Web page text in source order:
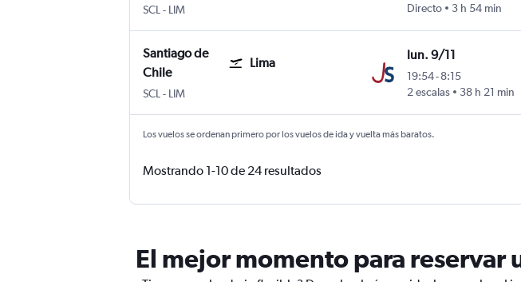
SCL Santiago de Chile Internacional Arturo Merino Benítez
- LIM
Directo
3 h 54 min
Santiago de
Chile
Lima
SCL Santiago de Chile Internacional Arturo Merino Benítez
- LIM
lun. 9/11
19:54-8:15
2 escalas
38 h 21 min
Los vuelos se ordenan primero por los vuelos de ida y vuelta más baratos.
Mostrando 1-10 de 24 resultados
El mejor momento para reservar